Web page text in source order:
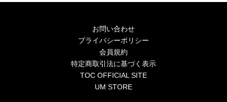
お問い合わせ
プライバシーポリシー
会員規約
特定商取引法に基づく表示
TOC OFFICIAL SITE
UM STORE